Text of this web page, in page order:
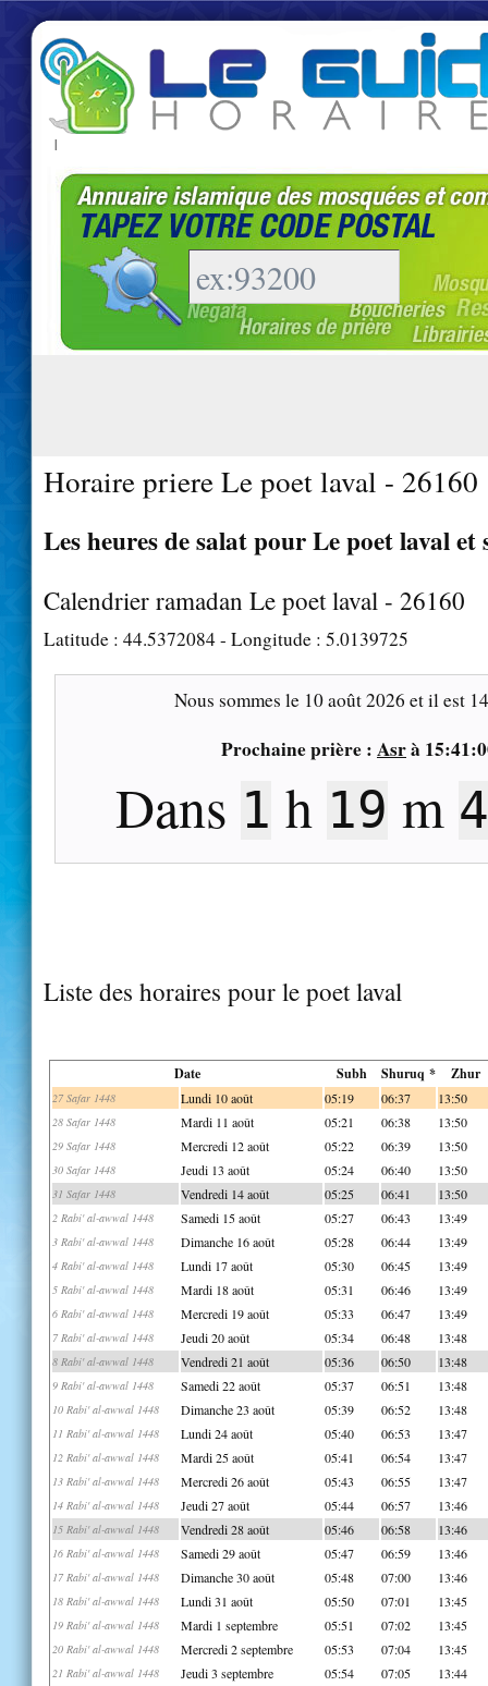
|
Horaire priere Le poet laval - 26160
Les heures de salat pour Le poet laval et
Calendrier ramadan Le poet laval - 26160
Latitude : 44.5372084- Longitude : 5.0139725
Nous sommes le 10 août 2026 et il est
Prochaine prière : Asrà
Dans 1 h 19 m
Liste des horaires pour le poet laval
Date Subh Shuruq * Zhur
27 Safar 1448 Lundi 10 août 05:19 06:37 13:50
28 Safar 1448 Mardi 11 août 05:21 06:38 13:50
29 Safar 1448 Mercredi 12 août 05:22 06:39 13:50
30 Safar 1448 Jeudi 13 août 05:24 06:40 13:50
31 Safar 1448 Vendredi 14 août 05:25 06:41 13:50
2 Rabi' al-awwal 1448 Samedi 15 août 05:27 06:43 13:49
3 Rabi' al-awwal 1448 Dimanche 16 août 05:28 06:44 13:49
4 Rabi' al-awwal 1448 Lundi 17 août 05:30 06:45 13:49
5 Rabi' al-awwal 1448 Mardi 18 août 05:31 06:46 13:49
6 Rabi' al-awwal 1448 Mercredi 19 août 05:33 06:47 13:49
7 Rabi' al-awwal 1448 Jeudi 20 août 05:34 06:48 13:48
8 Rabi' al-awwal 1448 Vendredi 21 août 05:36 06:50 13:48
9 Rabi' al-awwal 1448 Samedi 22 août 05:37 06:51 13:48
10 Rabi' al-awwal 1448 Dimanche 23 août 05:39 06:52 13:48
11 Rabi' al-awwal 1448 Lundi 24 août 05:40 06:53 13:47
12 Rabi' al-awwal 1448 Mardi 25 août 05:41 06:54 13:47
13 Rabi' al-awwal 1448 Mercredi 26 août 05:43 06:55 13:47
14 Rabi' al-awwal 1448 Jeudi 27 août 05:44 06:57 13:46
15 Rabi' al-awwal 1448 Vendredi 28 août 05:46 06:58 13:46
16 Rabi' al-awwal 1448 Samedi 29 août 05:47 06:59 13:46
17 Rabi' al-awwal 1448 Dimanche 30 août 05:48 07:00 13:46
18 Rabi' al-awwal 1448 Lundi 31 août 05:50 07:01 13:45
19 Rabi' al-awwal 1448 Mardi 1 septembre 05:51 07:02 13:45
20 Rabi' al-awwal 1448 Mercredi 2 septembre 05:53 07:04 13:45
21 Rabi' al-awwal 1448 Jeudi 3 septembre 05:54 07:05 13:44